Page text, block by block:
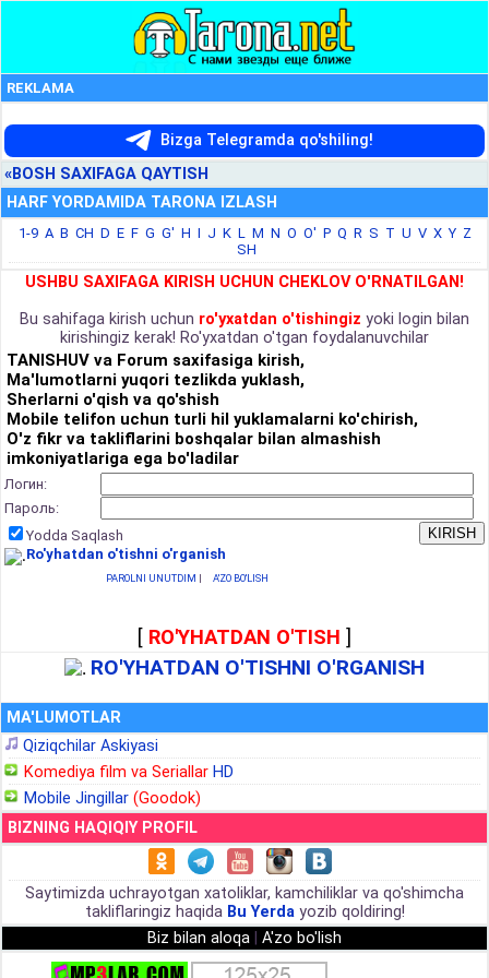
REKLAMA
Bizga Telegramda qo'shiling!
«BOSH SAXIFAGA QAYTISH
HARF YORDAMIDA TARONA IZLASH
1-9 A B CH D E F G G' H I J K L M N O O' P Q R S T U V X Y Z
SH
USHBU SAXIFAGA KIRISH UCHUN CHEKLOV O'RNATILGAN!
Bu sahifaga kirish uchun ro'yxatdan o'tishingiz yoki login bilan
kirishingiz kerak! Ro'yxatdan o'tgan foydalanuvchilar
TANISHUV va Forum saxifasiga kirish,
Ma'lumotlarni yuqori tezlikda yuklash,
Sherlarni o'qish va qo'shish
Mobile telifon uchun turli hil yuklamalarni ko'chirish,
O'z fikr va takliflarini boshqalar bilan almashish
imkoniyatlariga ega bo'ladilar
Логин:
Пароль:
Yodda Saqlash
Ro'yhatdan o'tishni o'rganish
PAROLNI UNUTDIM | A'ZO BO'LISH
[ RO'YHATDAN O'TISH ]
RO'YHATDAN O'TISHNI O'RGANISH
MA'LUMOTLAR
Qiziqchilar Askiyasi
Komediya film va Seriallar HD
Mobile Jingillar (Goodok)
BIZNING HAQIQIY PROFIL
Saytimizda uchrayotgan xatoliklar, kamchiliklar va qo'shimcha
takliflaringiz haqida Bu Yerdayozib qoldiring!
Biz bilan aloqa
A'zo bo'lish